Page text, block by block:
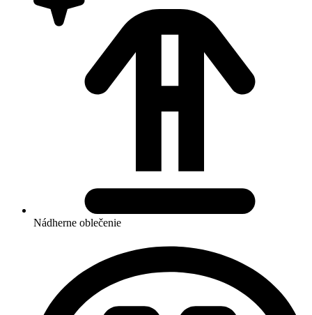
Nádherne oblečenie